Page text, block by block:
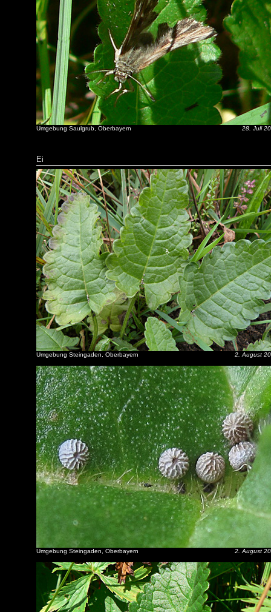
Umgebung Saulgrub, Oberbayern 28. Juli
Ei
Umgebung Steingaden, Oberbayern 2. August
Umgebung Steingaden, Oberbayern 2. August